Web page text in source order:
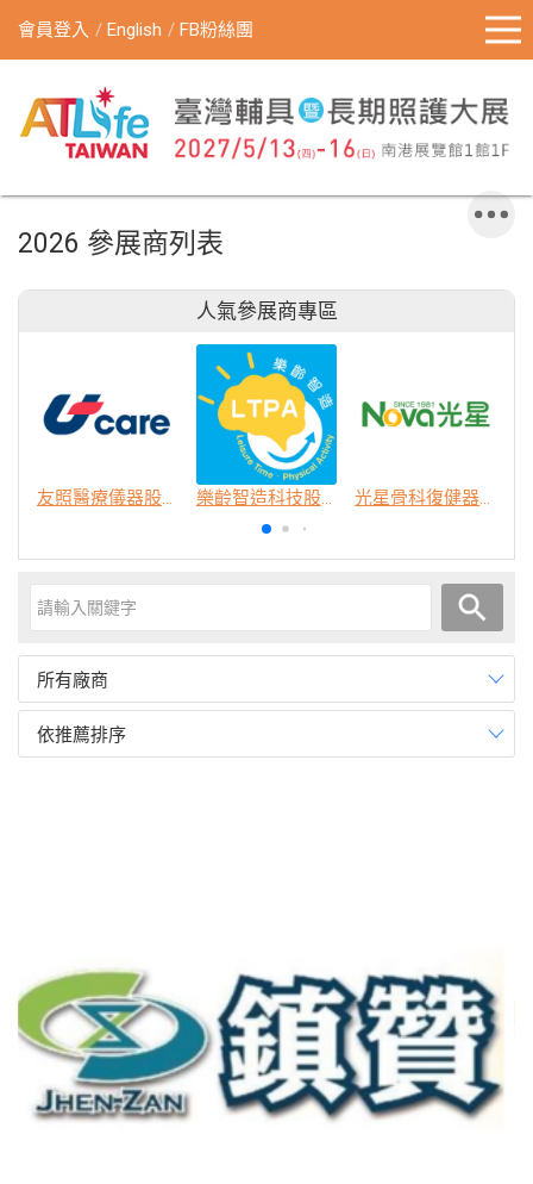
會員登入 English FB粉絲團
2026 參展商列表
人氣參展商專區
友照醫療儀器股份有限公司 樂齡智造科技股份有限公司 光星骨科復健器材股份有限公司
所有廠商
依推薦排序